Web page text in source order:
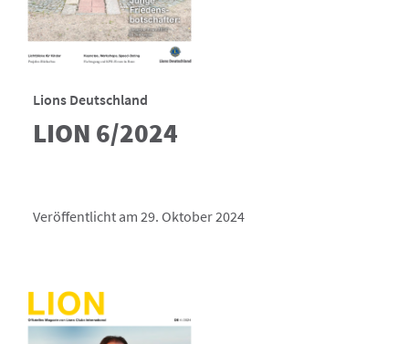
Lions Deutschland
LION 6/2024
Veröffentlicht am 29. Oktober 2024